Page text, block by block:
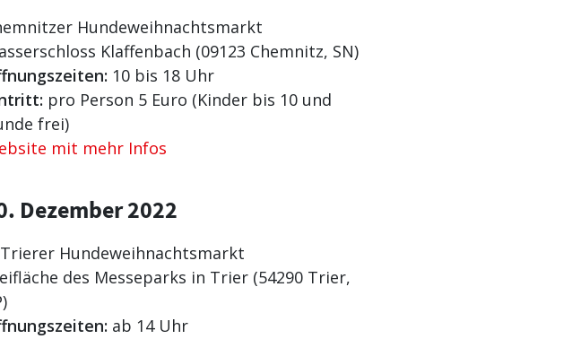
Hundeweihnachtsmarkt
Klaffenbach (09123 Chemnitz, SN)
10 bis 18 Uhr
pro Person 5 Euro (Kinder bis 10 und
frei)
mit mehr Infos
Dezember 2022
Trierer Hundeweihnachtsmarkt
des Messeparks in Trier (54290 Trier,
ab 14 Uhr